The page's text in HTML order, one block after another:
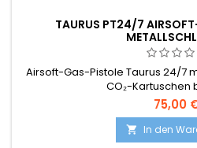
TAURUS PT24/7
Airsoft-Gas-Pistole Taurus 24/7
CO₂-Kartuschen
75,00
 In den